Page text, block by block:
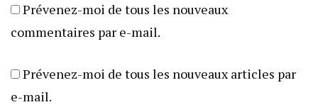
Prévenez-moi de tous les nouveaux
commentaires par e-mail.
Prévenez-moi de tous les nouveaux articles par
e-mail.